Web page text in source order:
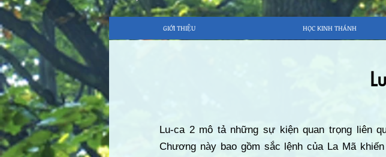
GIỚI THIỆU HỌC KINH THÁNH
Lu-ca 2 mô tả những sự kiện quan trọng liên
Chương này bao gồm sắc lệnh của La Mã